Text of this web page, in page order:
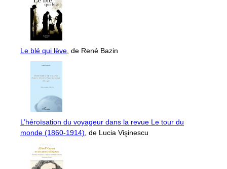
Le blé qui lève, de René Bazin
L’héroïsation du voyageur dans la revue Le tour du
monde (1860-1914), de Lucia Vişinescu